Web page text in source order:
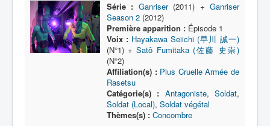
Transformation
Équipement
Mecha
Série : Ganriser(2011) + Ganriser
Season 2(2012)
Première apparition :Épisode 1
Voix : Hayakawa Seiichi (早川 誠一)
(N°1) +Satô Fumitaka (佐藤 史崇)
(N°2)
Affiliation(s) : Plus Cruelle Armée de
Rasetsu
Catégorie(s) : Antagoniste,Soldat,
Soldat (Local), Soldat végétal
Thèmes(s) : Concombre